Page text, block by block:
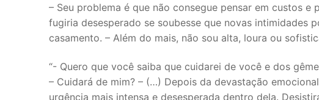
– Seu problema é que não consegue pensar em custos
fugiria desesperado se soubesse que novas intimidades
casamento. – Além do mais, não sou alta, loura ou
“- Quero que você saiba que cuidarei de você e dos
– Cuidará de mim? – (…) Depois da devastação
urgência mais intensa e desesperada dentro dela.